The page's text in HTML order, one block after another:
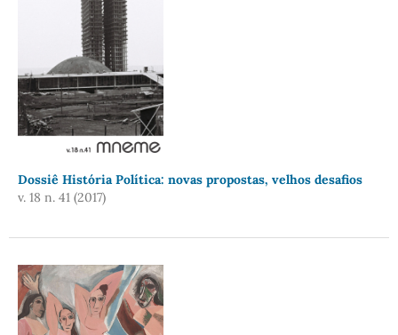
Dossiê História Política: novas propostas, velhos desafios
v. 18 n. 41 (2017)